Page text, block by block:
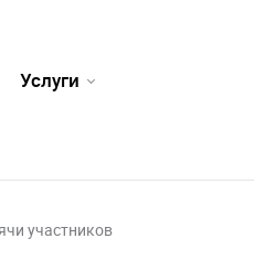
Услуги
участников